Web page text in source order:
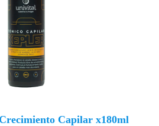
Capilar x180ml